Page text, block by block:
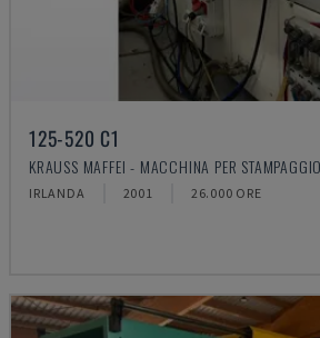
125-520 C1
KRAUSS MAFFEI - MACCHINA PER
IRLANDA 2001 26.000 ORE